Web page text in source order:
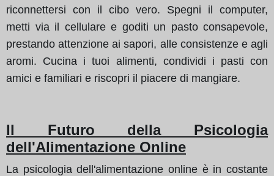
riconnettersi con il cibo vero. Spegni il computer,
metti via il cellulare e goditi un pasto consapevole,
prestando attenzione ai sapori, alle consistenze e agli
aromi. Cucina i tuoi alimenti, condividi i pasti con
amici e familiari e riscopri il piacere di mangiare.
Il Futuro della Psicologia
dell'Alimentazione Online
La psicologia dell'alimentazione online è in costante